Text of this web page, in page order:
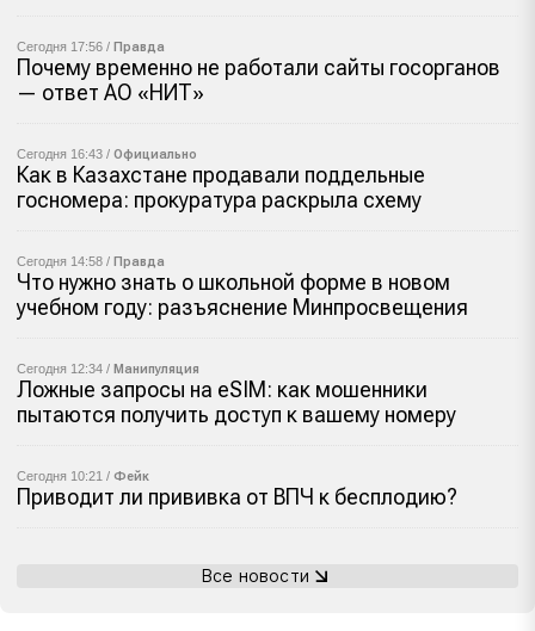
Сегодня 17:56 / Правда
Почему временно не работали сайты госорганов
— ответ АО «НИТ»
Сегодня 16:43 / Официально
Как в Казахстане продавали поддельные
госномера: прокуратура раскрыла схему
Сегодня 14:58 / Правда
Что нужно знать о школьной форме в новом
учебном году: разъяснение Минпросвещения
Сегодня 12:34 / Манипуляция
Ложные запросы на eSIM: как мошенники
пытаются получить доступ к вашему номеру
Сегодня 10:21 / Фейк
Приводит ли прививка от ВПЧ к бесплодию?
Все новости